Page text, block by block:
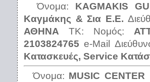
Όνομα: KAGMAKIS
Καγμάκης & Σια Ε.Ε.
ΑΘΗΝΑ
ΤΚ: Νομός:
2103824765 e-Mail
Κατασκευές, Service
Όνομα: ΜUSΙC